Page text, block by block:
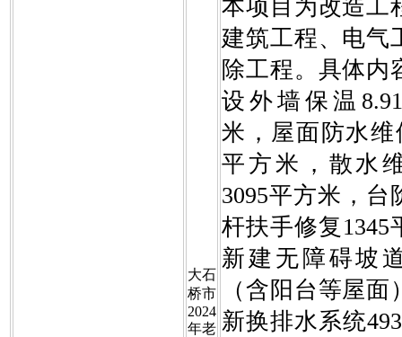
大石
桥市
2024
年老
本项目为改造工
建筑工程、电气
除工程。具体内
设外墙保温
米，屋面防水维
平方米，散水
3095平方米，台
杆扶手修复1345
新建无障碍坡
（含阳台等屋面
新换排水系统